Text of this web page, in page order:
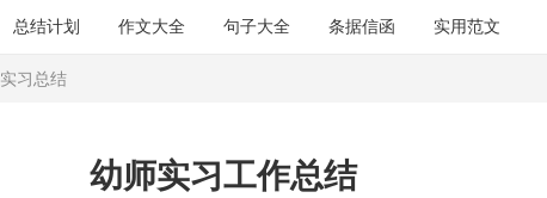
总结计划 作文大全 句子大全 条据信函 实用范文
实习总结
幼师实习工作总结